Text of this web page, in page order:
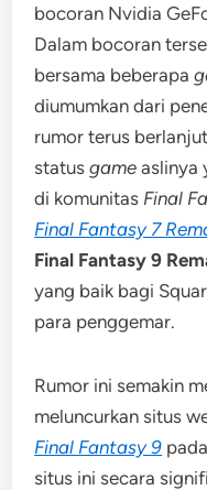
bocoran Nvidia
Dalam bocoran
bersama beberapa
diumumkan dari
rumor terus
statusgame aslinya
di komunitas Final
Final Fantasy 7
Final Fantasy 9
yang baik bagi
para penggemar.
Rumor ini semakin
meluncurkan situs
Final Fantasy 9
situs ini secara